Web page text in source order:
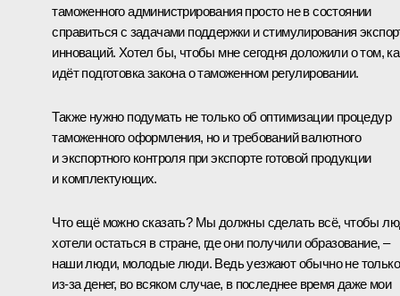
таможенного администрирования просто не в состоянии
справиться с задачами поддержки и стимулирования
инноваций. Хотел бы, чтобы мне сегодня доложили о том,
идёт подготовка закона о таможенном регулировании.
Также нужно подумать не только об оптимизации процедур
таможенного оформления, но и требований валютного
и экспортного контроля при экспорте готовой продукции
и комплектующих.
Что ещё можно сказать? Мы должны сделать всё, чтобы
хотели остаться в стране, где они получили образование, –
наши люди, молодые люди. Ведь уезжают обычно не только
из‑за денег, во всяком случае, в последнее время даже мои